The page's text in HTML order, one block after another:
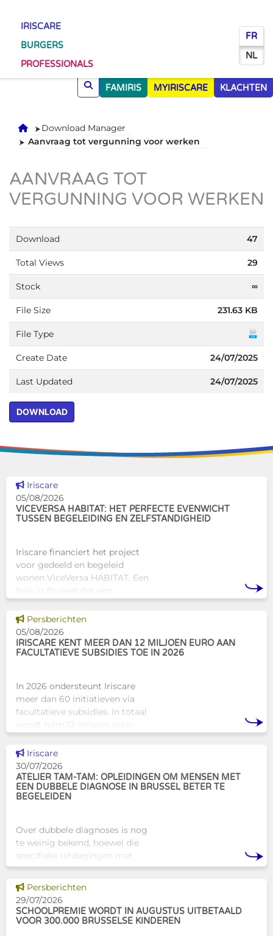
IRISCARE
BURGERS
PROFESSIONALS
FR
NL
FAMIRIS MYIRISCARE KLACHTEN
Onthaal
Download Manager
Aanvraag tot vergunning voor werken
AANVRAAG TOT
VERGUNNING VOOR WERKEN
Download 47
Total Views 29
Stock ∞
File Size 231.63 KB
File Type
Create Date 24/07/2025
Last Updated 24/07/2025
DOWNLOAD
Dit nieuws tonen
Iriscare
05/08/2026
VICEVERSA HABITAT: HET PERFECTE EVENWICHT
TUSSEN BEGELEIDING EN ZELFSTANDIGHEID
Iriscare financiert het project
voor gedeeld en begeleid
wonen ViceVersa HABITAT. Een
huis in Brussel dat een
alternatief biedt voor de
traditionele
huisvestingsstructuren v
Dit nieuws tonen
Persberichten
05/08/2026
IRISCARE KENT MEER DAN 12 MILJOEN EURO AAN
FACULTATIEVE SUBSIDIES TOE IN 2026
In 2026 ondersteunt Iriscare
meer dan 60 initiatieven via
facultatieve subsidies. In totaal
wordt ruim 12 miljoen euro
Brusselse actoren die actief
zijn op het vlak van gezondhe
Dit nieuws tonen
Iriscare
30/07/2026
ATELIER TAM-TAM: OPLEIDINGEN OM MENSEN MET
EEN DUBBELE DIAGNOSE IN BRUSSEL BETER TE
BEGELEIDEN
Over dubbele diagnoses is nog
te weinig bekend, hoewel die
specifieke uitdagingen met
zich meebrengen voor zowel
professionals als naasten. In
Brussel biedt Atelier Tam-Tam
een concrete oplossing in
Dit nieuws tonen
Persberichten
29/07/2026
SCHOOLPREMIE WORDT IN AUGUSTUS UITBETAALD
VOOR 300.000 BRUSSELSE KINDEREN